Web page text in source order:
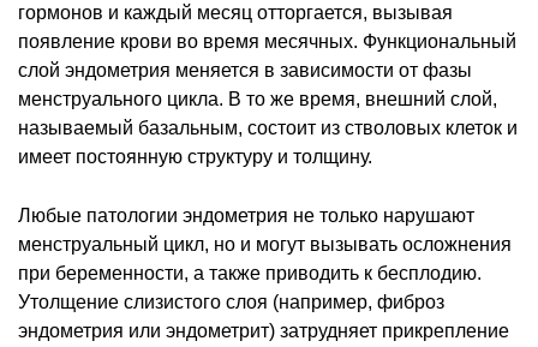
гормонов и каждый месяц отторгается, вызывая
появление крови во время месячных. Функциональный
слой эндометрия меняется в зависимости от фазы
менструального цикла. В то же время, внешний слой,
называемый базальным, состоит из стволовых клеток и
имеет постоянную структуру и толщину.
Любые патологии эндометрия не только нарушают
менструальный цикл, но и могут вызывать осложнения
при беременности, а также приводить к бесплодию.
Утолщение слизистого слоя (например, фиброз
эндометрия или эндометрит) затрудняет прикрепление